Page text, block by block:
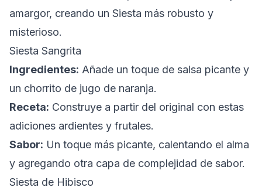
amargor, creando un Siesta más robusto y
misterioso.
Siesta Sangrita
Ingredientes: Añade un toque de salsa picante y
un chorrito de jugo de naranja.
Receta: Construye a partir del original con estas
adiciones ardientes y frutales.
Sabor: Un toque más picante, calentando el alma
y agregando otra capa de complejidad de sabor.
Siesta de Hibisco